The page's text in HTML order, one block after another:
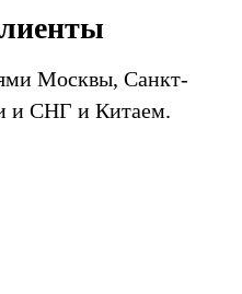
Москвы, Санкт-
и СНГ и Китаем.